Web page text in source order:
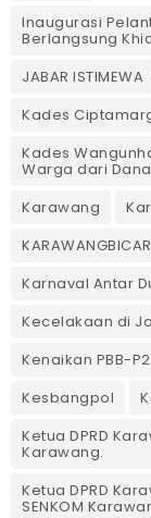
Inaugurasi
Berlangsung
JABAR ISTIMEWA
Kades
Kades
Warga dari
Karawang
Karnaval Antar
Kecelakaan di
Kenaikan PBB-
Kesbangpol
Ketua DPRD
Karawang.
Ketua DPRD
SENKOM